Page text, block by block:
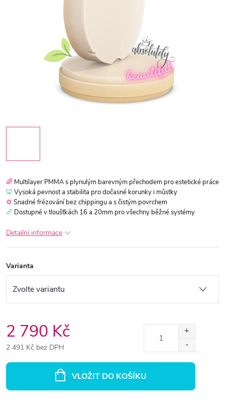
🌈 Multilayer PMMA s plynulým barevným přechodem pro estetické práce
🦷 Vysoká pevnost a stabilita pro dočasné korunky i můstky
⚙️ Snadné frézování bez chippingu a s čistým povrchem
📏 Dostupné v tloušťkách 16 a 20mm pro všechny běžné systémy
Detailní informace
Varianta
2 790 Kč
2 491 Kč bez DPH
VLOŽIT DO KOŠÍKU